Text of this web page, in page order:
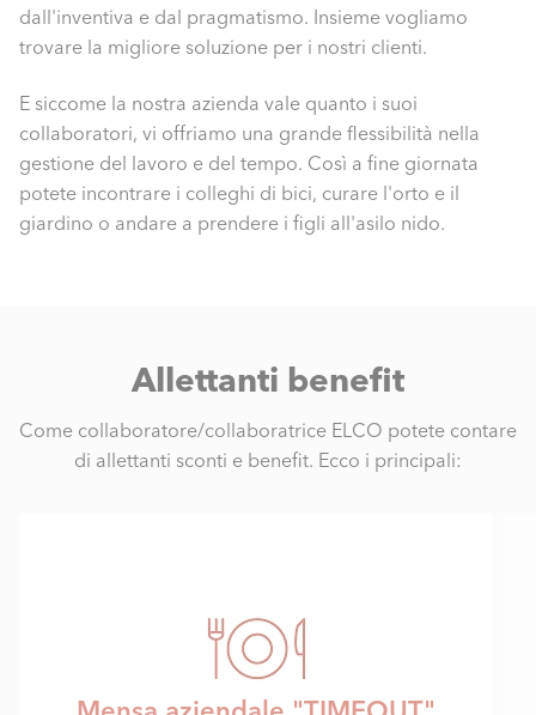
dall'inventiva e dal pragmatismo. Insieme vogliamo
trovare la migliore soluzione per i nostri clienti.
E siccome la nostra azienda vale quanto i suoi
collaboratori, vi offriamo una grande flessibilità nella
gestione del lavoro e del tempo. Così a fine giornata
potete incontrare i colleghi di bici, curare l'orto e il
giardino o andare a prendere i figli all'asilo nido.
Allettanti benefit
Come collaboratore/collaboratrice ELCO potete contare
di allettanti sconti e benefit. Ecco i principali: